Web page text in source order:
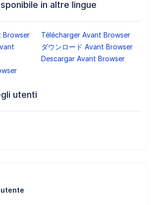
in altre lingue
Browser
Télécharger Avant Browser
ダウンロード Avant Browser
Descargar Avant Browser
utenti